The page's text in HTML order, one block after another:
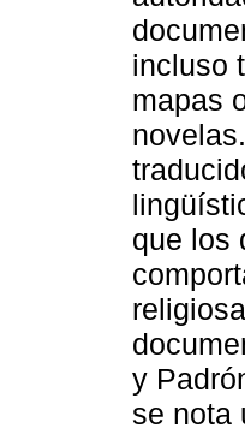
incluso
mapas
que los
y
se nota